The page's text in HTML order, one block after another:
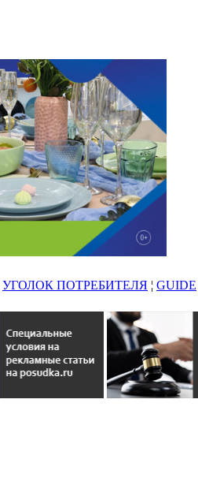
УГОЛОК ПОТРЕБИТЕЛЯ ¦ GUIDE